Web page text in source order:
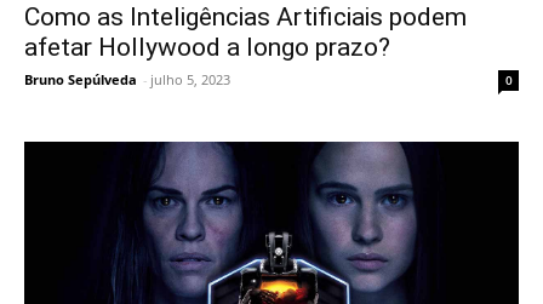
Como as Inteligências Artificiais podem
afetar Hollywood a longo prazo?
Bruno Sepúlveda - julho 5, 2023 0